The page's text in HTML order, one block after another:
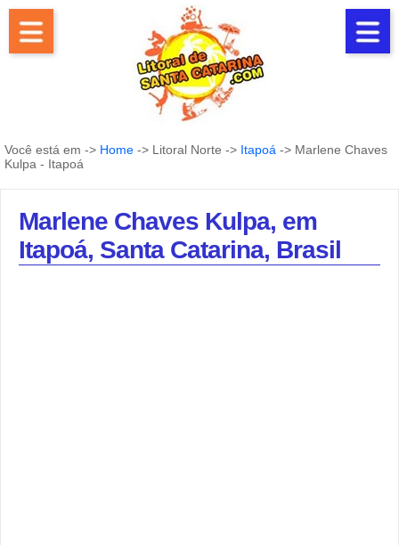
Você está em -> Home -> Litoral Norte -> Itapoá -> Marlene Chaves
Kulpa - Itapoá
Marlene Chaves Kulpa, em
Itapoá, Santa Catarina, Brasil